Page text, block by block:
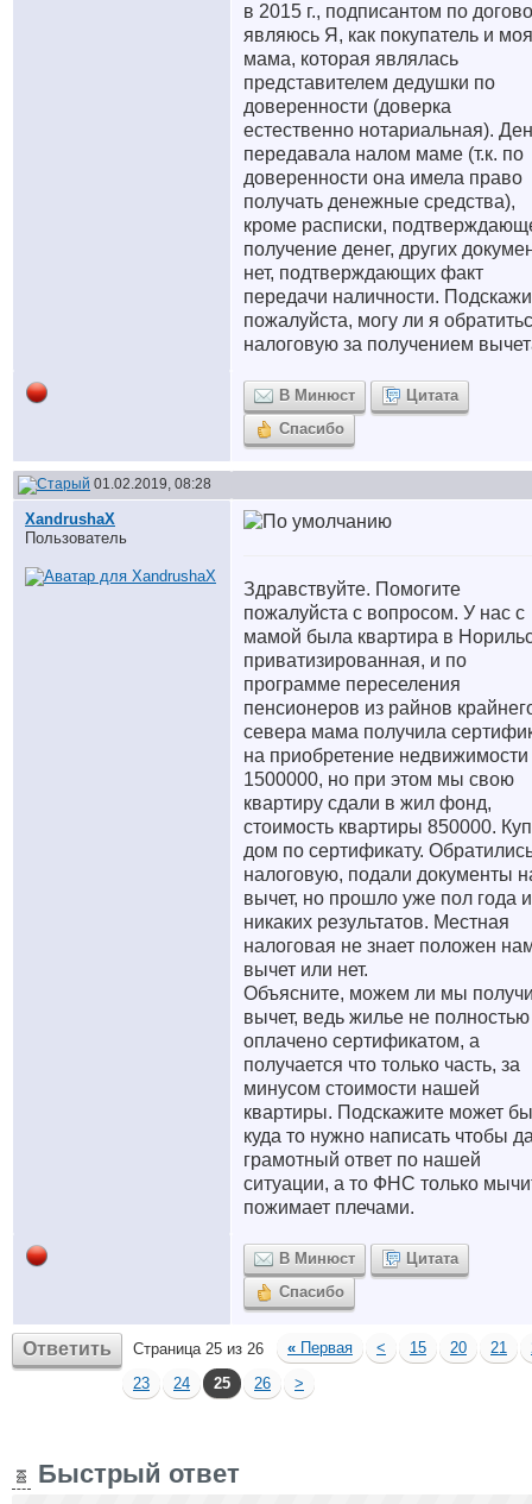
в 2015 г., подписантом по
являюсь Я, как покупатель и моя
мама, которая являлась
представителем дедушки по
доверенности (доверка
естественно нотариальная).
передавала налом маме (т.к. по
доверенности она имела право
получать денежные средства),
кроме расписки,
получение денег, других
нет, подтверждающих факт
передачи наличности.
пожалуйста, могу ли я
налоговую за получением
В Минюст
Цитата
Спасибо
01.02.2019, 08:28
XandrushaX
Пользователь
Здравствуйте. Помогите
пожалуйста с вопросом. У нас с
мамой была квартира в
приватизированная, и по
программе переселения
пенсионеров из райнов
севера мама получила
на приобретение недвижимости
1500000, но при этом мы свою
квартиру сдали в жил фонд,
стоимость квартиры 850000.
дом по сертификату.
налоговую, подали документы
вычет, но прошло уже пол года и
никаких результатов. Местная
налоговая не знает положен
вычет или нет.
Объясните, можем ли мы
вычет, ведь жилье не полностью
оплачено сертификатом, а
получается что только часть, за
минусом стоимости нашей
квартиры. Подскажите может
куда то нужно написать чтобы
грамотный ответ по нашей
ситуации, а то ФНС только
пожимает плечами.
В Минюст
Цитата
Спасибо
Ответить Страница 25 из 26 « Первая < 15 20 21
23
24 25 26 >
Быстрый ответ